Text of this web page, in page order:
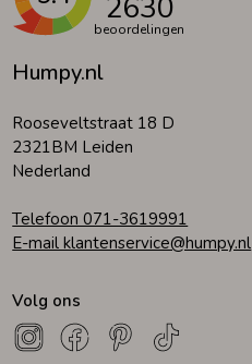
Humpy.nl
Rooseveltstraat 18 D
2321BM Leiden
Nederland
Telefoon 071-3619991
E-mail klantenservice@humpy.nl
2630
beoordelingen
Volg ons